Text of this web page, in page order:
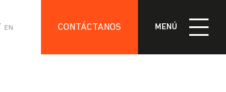
EN CONTÁCTANOS MENÚ